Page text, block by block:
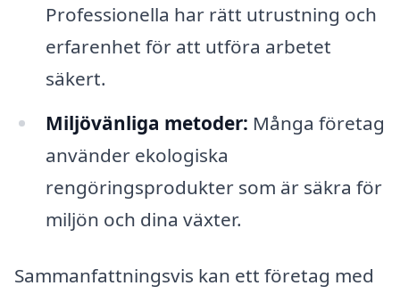
Professionella har rätt utrustning och
erfarenhet för att utföra arbetet
säkert.
Miljövänliga metoder: Många företag
använder ekologiska
rengöringsprodukter som är säkra för
miljön och dina växter.
Sammanfattningsvis kan ett företag med